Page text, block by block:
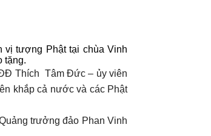
vị tượng Phật tại chùa Vinh
tặng.
Thích Tâm Đức – ủy viên
khắp cả nước và các Phật
trưởng đảo Phan Vinh